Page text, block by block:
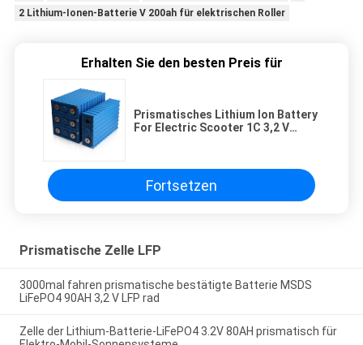
2 Lithium-Ionen-Batterie V 200ah für elektrischen Roller
Erhalten Sie den besten Preis für
Prismatisches Lithium Ion Battery
For Electric Scooter 1C 3,2 V
Fortsetzen
Prismatische Zelle LFP
3000mal fahren prismatische bestätigte Batterie MSDS
LiFePO4 90AH 3,2 V LFP rad
Zelle der Lithium-Batterie-LiFePO4 3.2V 80AH prismatisch für